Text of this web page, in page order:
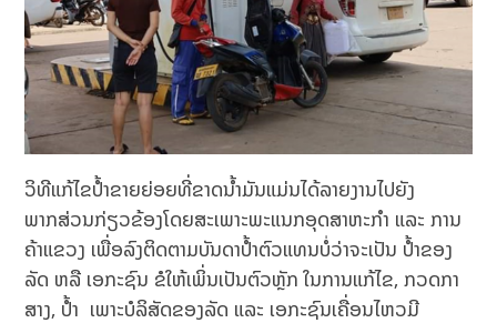
ວິທີແກ້ໄຂປໍ້າຂາຍຍ່ອຍທີ່ຂາດນໍ້າມັນແມ່ນໄດ້ລາຍງານໄປຍັງ
ພາກສ່ວນກ່ຽວຂ້ອງໂດຍສະເພາະພະແນກອຸດສາຫະກຳ ແລະ ການ
ຄ້າແຂວງ ເພື່ອລົງຕິດຕາມບັນດາປໍ້າຕົວແທນບໍ່ວ່າຈະເປັນ ປໍ້າຂອງ
ລັດ ຫລື ເອກະຊົນ ຂໍໃຫ້ເພິ່ນເປັນຕົວຫຼັກ ໃນການແກ້ໄຂ, ກວດກາ
ສາງ, ປໍ້າ ເພາະບໍລິສັດຂອງລັດ ແລະ ເອກະຊົນເຄື່ອນໄຫວມີ